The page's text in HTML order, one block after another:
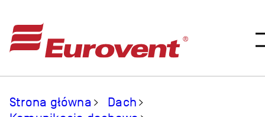
Strona główna
Dach